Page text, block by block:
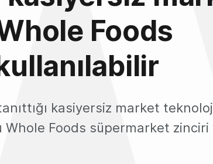
Foods
kasiyersiz market
Foods süpermarket zinciri